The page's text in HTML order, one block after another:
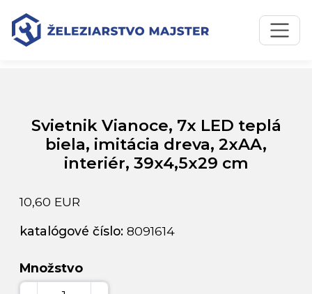
Preskočiť na obsah
Preskočiť na hlavné menu
Úvodná stránka
Svietnik Vianoce, 7x LED teplá biela, imitácia dreva, 2xAA,
interiér, 39x4,5x29 cm
Svietnik Vianoce, 7x LED teplá
biela, imitácia dreva, 2xAA,
interiér, 39x4,5x29 cm
10,60 EUR
katalógové číslo: 8091614
Množstvo